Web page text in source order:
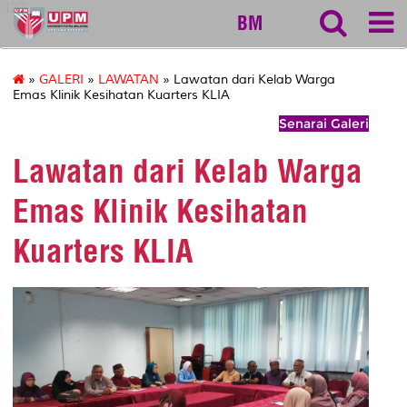
127
BM
» GALERI » LAWATAN » Lawatan dari Kelab Warga
Emas Klinik Kesihatan Kuarters KLIA
Senarai Galeri
Lawatan dari Kelab Warga
Emas Klinik Kesihatan
Kuarters KLIA